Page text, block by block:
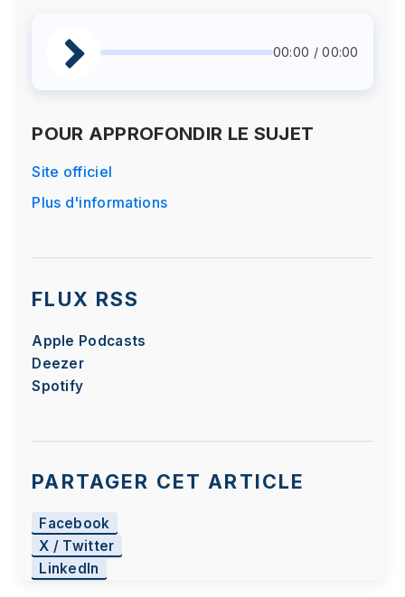
00:00 / 00:00
POUR APPROFONDIR LE SUJET
Site officiel
Plus d'informations
FLUX RSS
Apple Podcasts
Deezer
Spotify
PARTAGER CET ARTICLE
Facebook
X / Twitter
LinkedIn